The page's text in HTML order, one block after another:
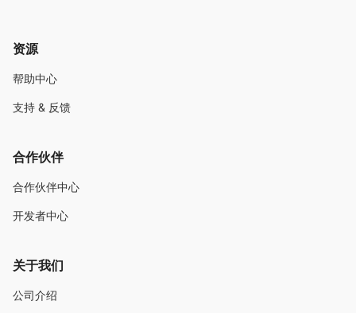
资源
帮助中心
支持 & 反馈
合作伙伴
合作伙伴中心
开发者中心
关于我们
公司介绍